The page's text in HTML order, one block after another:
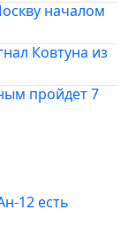
началом
Ковтуна из
пройдет 7
12 есть